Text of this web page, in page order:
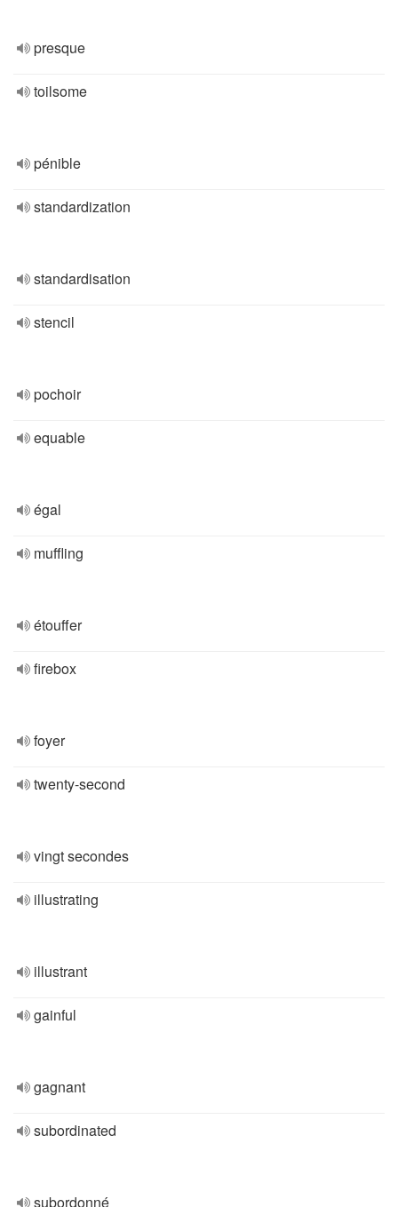
presque
toilsome
pénible
standardization
standardisation
stencil
pochoir
equable
égal
muffling
étouffer
firebox
foyer
twenty-second
vingt secondes
illustrating
illustrant
gainful
gagnant
subordinated
subordonné